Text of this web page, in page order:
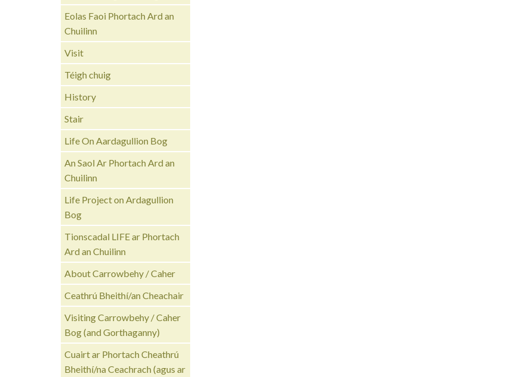
Eolas Faoi Phortach Ard an
Chuilinn
Visit
Téigh chuig
History
Stair
Life On Aardagullion Bog
An Saol Ar Phortach Ard an
Chuilinn
Life Project on Ardagullion
Bog
Tionscadal LIFE ar Phortach
Ard an Chuilinn
About Carrowbehy / Caher
Ceathrú Bheithí/an Cheachair
Visiting Carrowbehy / Caher
Bog (and Gorthaganny)
Cuairt ar Phortach Cheathrú
Bheithí/na Ceachrach (agus ar